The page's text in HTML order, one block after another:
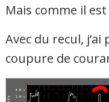
Mais comme il
Avec du recul,
coupure de